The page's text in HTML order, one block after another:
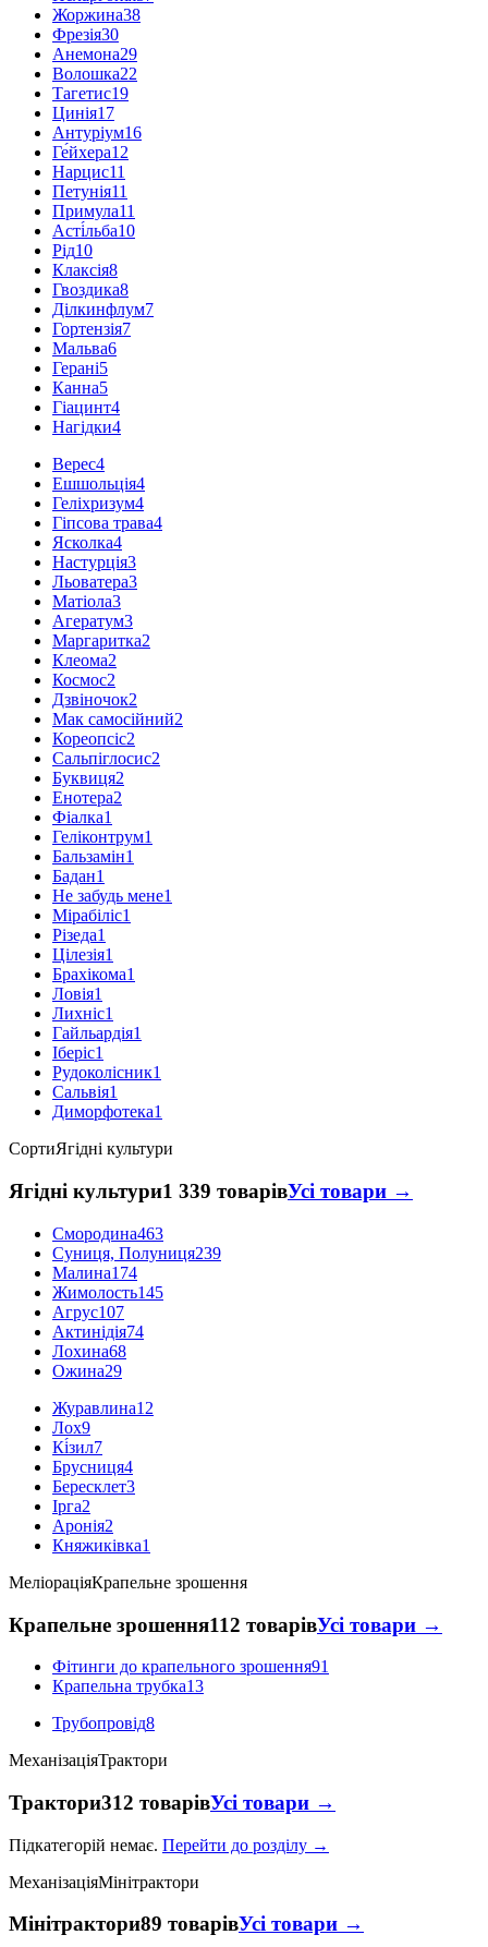
Жоржина38
Фрезія30
Анемона29
Волошка22
Тагетис19
Цинія17
Антуріум16
Ге́йхера12
Нарцис11
Петунія11
Примула11
Асті́льба10
Рід10
Клаксія8
Гвоздика8
Ділкинфлум7
Гортензія7
Мальва6
Герані5
Канна5
Гіацинт4
Нагідки4
Верес4
Ешшольція4
Геліхризум4
Гіпсова трава4
Ясколка4
Настурція3
Льоватера3
Матіола3
Агератум3
Маргаритка2
Клеома2
Космос2
Дзвіночок2
Мак самосійний2
Кореопсіс2
Сальпіглосис2
Буквиця2
Енотера2
Фіалка1
Геліконтрум1
Бальзамін1
Бадан1
Не забудь мене1
Мірабіліс1
Різеда1
Цілезія1
Брахікома1
Ловія1
Лихніс1
Гайльардія1
Іберіс1
Рудоколісник1
Сальвія1
Диморфотека1
СортиЯгідні культури
Ягідні культури1 339 товарівУсі товари →
Смородина463
Суниця, Полуниця239
Малина174
Жимолость145
Агрус107
Актинідія74
Лохина68
Ожина29
Журавлина12
Лох9
Кі́зил7
Брусниця4
Бересклет3
Ірга2
Аронія2
Княжиківка1
МеліораціяКрапельне зрошення
Крапельне зрошення112 товарівУсі товари →
Фітинги до крапельного зрошення91
Крапельна трубка13
Трубопровід8
МеханізаціяТрактори
Трактори312 товарівУсі товари →
Підкатегорій немає. Перейти до розділу →
МеханізаціяМінітрактори
Мінітрактори89 товарівУсі товари →